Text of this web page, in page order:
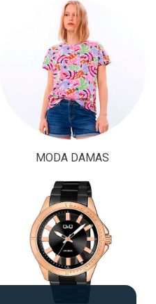
MODA DAMAS